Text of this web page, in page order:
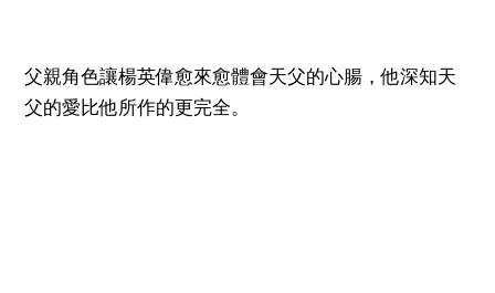
父親角色讓楊英偉愈來愈體會天父的心腸，他深知天
父的愛比他所作的更完全。